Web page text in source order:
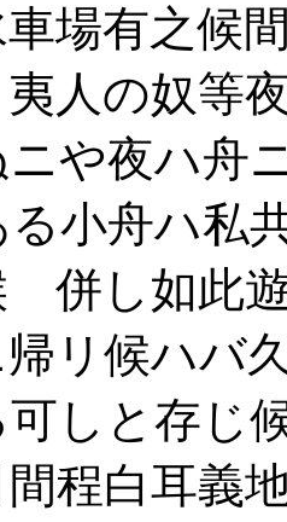
車場有之候
人の奴等
や夜ハ舟
る小舟ハ私
併し如此
リ候ハバ
可しと存じ
間程白耳義